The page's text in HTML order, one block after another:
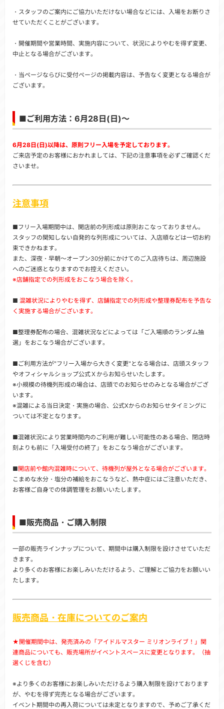
・スタッフのご案内にご協力いただけない場合などには、入場をお断りさ
せていただくことがございます。
・開催期間や営業時間、実施内容について、状況によりやむを得ず変更、
中止となる場合がございます。
・当ページならびに受付ページの掲載内容は、予告なく変更となる場合が
ございます。
■ご利用方法：6月28日(日)～
6月28日(日)以降は、原則フリー入場を予定しております。
ご来店予定のお客様におかれましては、下記の注意事項を必ずご確認くだ
さいませ。
注意事項
■フリー入場期間中は、開店前の列形成は原則おこなっておりません。
スタッフの関知しない自発的な列形成については、入店順などは一切お約
束できかねます。
また、深夜・早朝～オープン30分前にかけてのご入店待ちは、周辺施設
へのご迷惑となりますのでお控えください。
※店舗指定での列形成をおこなう場合を除く。
■ 混雑状況によりやむを得ず、店舗指定での列形成や整理券配布を予告な
く実施する場合がございます。
■整理券配布の場合、混雑状況などによっては「ご入場順のランダム抽
選」をおこなう場合がございます。
■ご利用方法が"フリー入場から大きく変更"となる場合は、店頭スタッフ
やオフィシャルショップ公式Ｘからお知らせいたします。
※小規模の待機列形成の場合は、店頭でのお知らせのみとなる場合がござ
います。
※混雑による当日決定・実施の場合、公式Xからのお知らせタイミングに
ついては不定となります。
■混雑状況により営業時間内のご利用が難しい可能性のある場合、閉店時
刻よりも前に「入場受付の終了」をおこなう場合がございます。
■開店前や館内混雑時について、待機列が屋外となる場合がございます。
こまめな水分・塩分の補給をおこなうなど、熱中症にはご注意いただき、
お客様ご自身での体調管理をお願いいたします。
■販売商品・ご購入制限
一部の販売ラインナップについて、期間中は購入制限を設けさせていただ
きます。
より多くのお客様にお楽しみいただけるよう、ご理解とご協力をお願いい
たします。
販売商品・在庫についてのご案内
★開催期間中は、発売済みの「アイドルマスター ミリオンライブ！」関
連商品についても、販売場所がイベントスペースに変更となります。（抽
選くじを含む）
※より多くのお客様にお楽しみいただけるよう購入制限を設けております
が、やむを得ず完売となる場合がございます。
イベント期間中の再入荷については未定となりますので、予めご了承くだ